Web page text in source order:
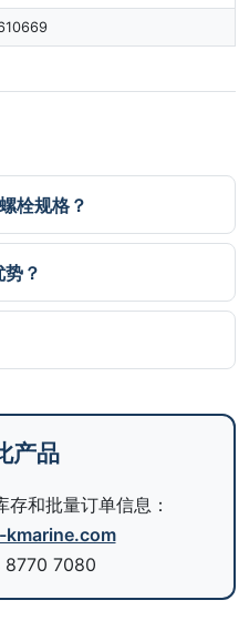
栓规格？
？
产品
和批量订单信息：
kmarine.com
7080